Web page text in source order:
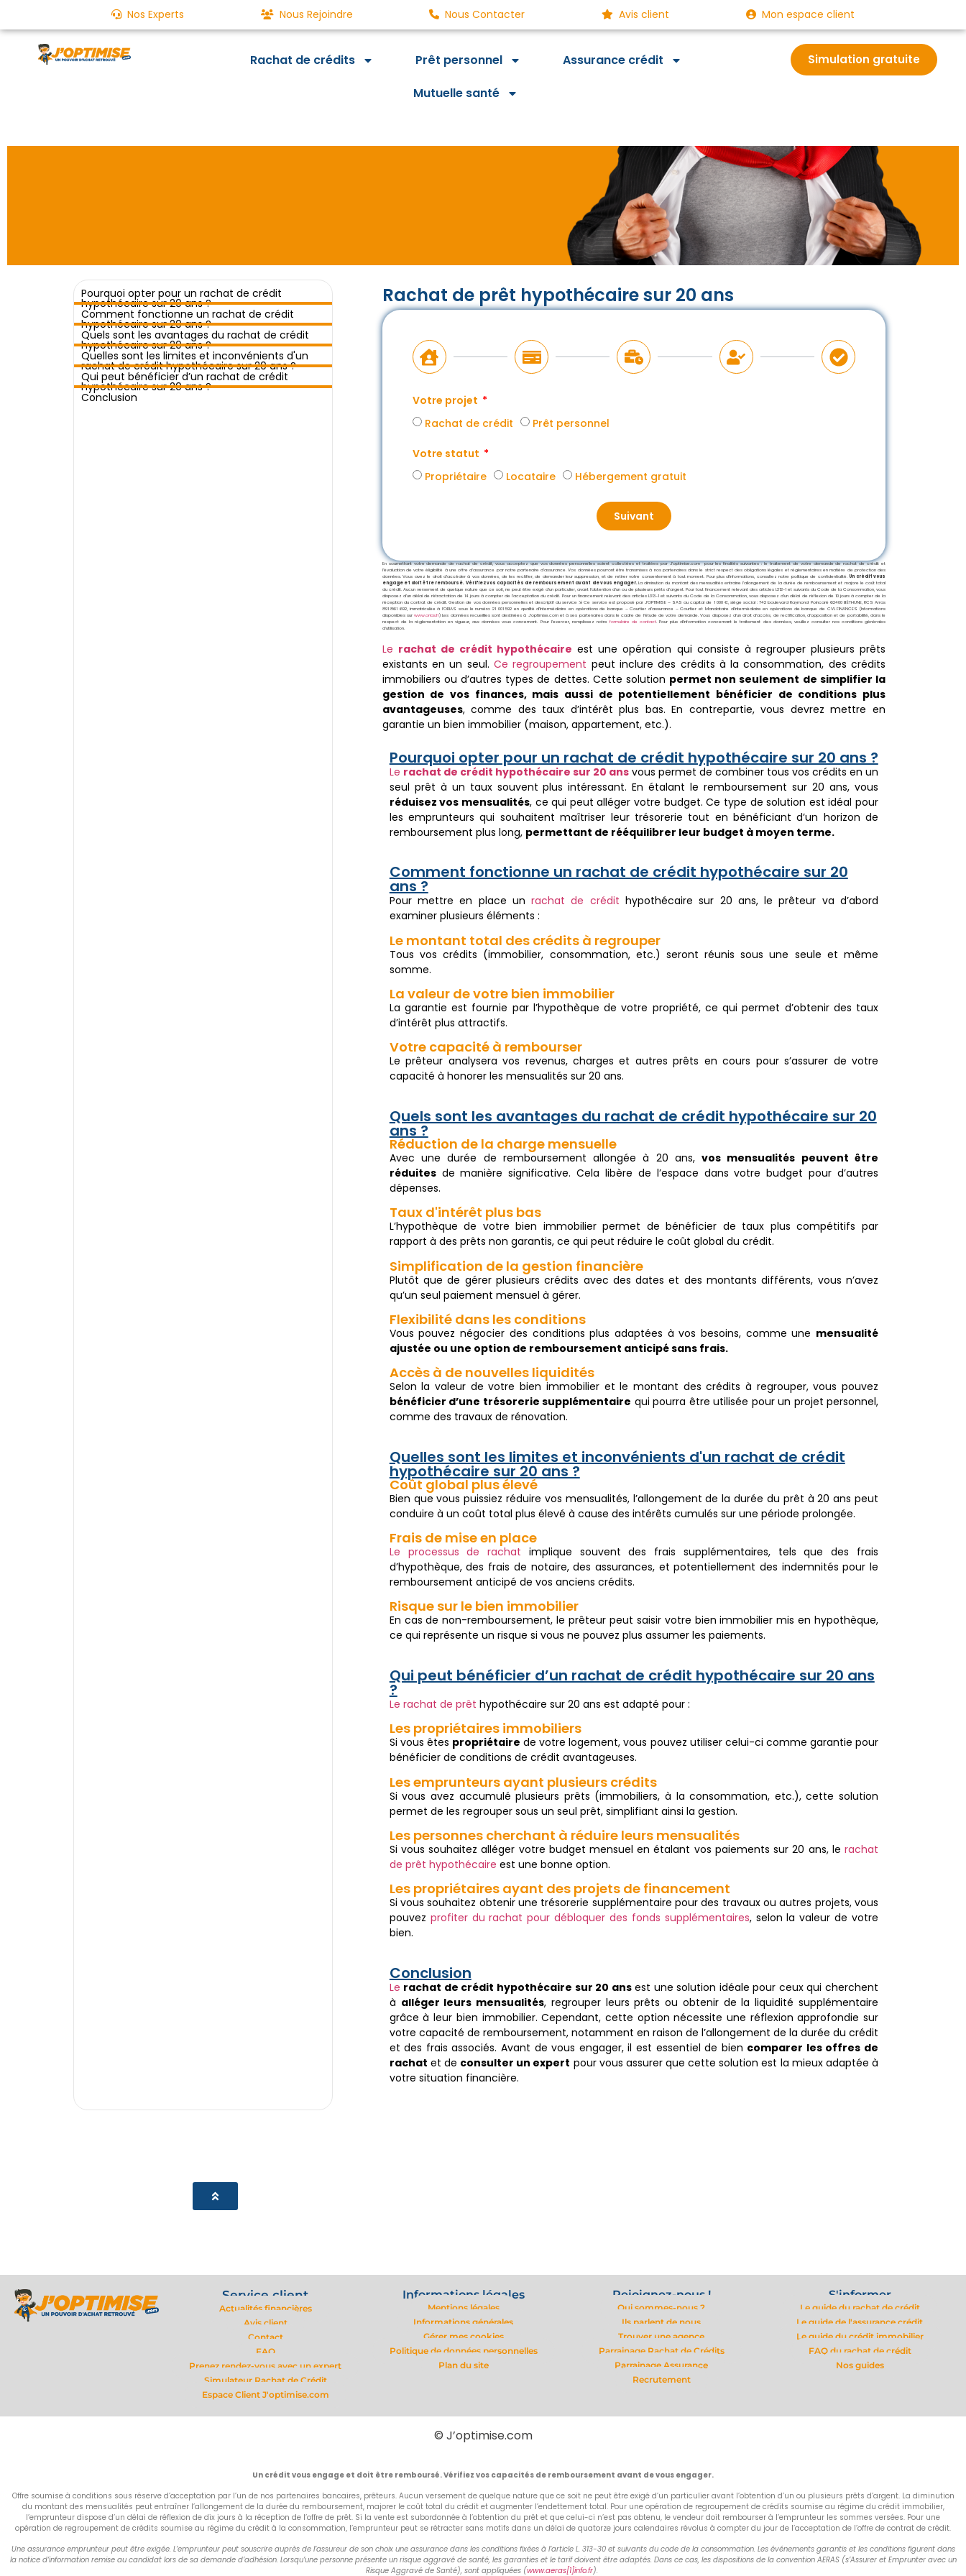
Nos Experts Nous Rejoindre Nous Contacter Avis client Mon espace client
Rachat de crédits Prêt personnel
Assurance crédit
Mutuelle santé
Simulation gratuite
Un rachat de crédits aujourd'hui, des économies demain
Pourquoi opter pour un rachat de crédit
hypothécaire sur 20 ans ?
Comment fonctionne un rachat de crédit
hypothécaire sur 20 ans ?
Quels sont les avantages du rachat de crédit
hypothécaire sur 20 ans ?
Quelles sont les limites et inconvénients d'un
rachat de crédit hypothécaire sur 20 ans ?
Qui peut bénéficier d’un rachat de crédit
hypothécaire sur 20 ans ?
Conclusion
Rachat de prêt hypothécaire sur 20 ans
Votre projet
Rachat de crédit
Prêt personnel
Votre statut
Propriétaire
Locataire Hébergement gratuit
Suivant
En soumettant votre demande de rachat de crédit, vous acceptez que vos données personnelles soient collectées et traitées par J’optimise.com pour les finalités suivantes : le traitement de votre demande de rachat de crédit et
l’évaluation de votre éligibilité à une offre d’assurance par notre partenaire d’assurance. Vos données pourront être transmises à nos partenaires dans le strict respect des obligations légales et réglementaires en matière de protection des
données. Vous avez le droit d’accéder à vos données, de les rectifier, de demander leur suppression, et de retirer votre consentement à tout moment. Pour plus d’informations, consultez notre politique de confidentialité. Un crédit vous
engage et doit être remboursé. Vérifiez vos capacités de remboursement avant de vous engager.La diminution du montant des mensualités entraine l’allongement de la durée de remboursement et majore le coût total
du crédit. Aucun versement de quelque nature que ce soit, ne peut être exigé d’un particulier, avant l’obtention d’un ou de plusieurs prêts d’argent. Pour tout financement relevant des articles L312-1 et suivants du Code de la Consommation, vous
disposez d’un délai de rétractation de 14 jours à compter de l’acceptation du crédit. Pour un financement relevant des articles L313-1 et suivants du Code de la Consommation, vous disposez d’un délai de réflexion de 10 jours à compter de la
réception du contrat de crédit. Gestion de vos données personnelles et descriptif du service ⇲ Ce service est proposé par J’OPTIMISE – SAS au capital de 1 000 €, siège social : 742 boulevard Raymond Poincaré 62400 BÉTHUNE, RCS Arras
891 861 692, immatriculée à l’ORIAS sous le numéro 21 001 592 en qualité d’Intermédiaire en opérations de banque – Courtier d’assurance – Courtier et Mandataire d’intermédiaire en opérations de banque de CVL FINANCES (Informations
disponibles sur www.orias.fr) Les données recueillies sont destinées à J’optimise.com et à ses partenaires dans le cadre de l’étude de votre demande. Vous disposez d’un droit d’accès, de rectification, d’opposition et de portabilité, dans le
respect de la réglementation en vigueur, aux données vous concernant. Pour l’exercer, remplissez notre formulaire de contact. Pour plus d’information concernant le traitement des données, veuillez consulter nos conditions générales
d’utilisation.
Le rachat de crédit hypothécaire est une opération qui consiste à regrouper plusieurs prêts
existants en un seul. Ce regroupement peut inclure des crédits à la consommation, des crédits
immobiliers ou d’autres types de dettes. Cette solution permet non seulement de simplifier la
gestion de vos finances, mais aussi de potentiellement bénéficier de conditions plus
avantageuses, comme des taux d’intérêt plus bas. En contrepartie, vous devrez mettre en
garantie un bien immobilier (maison, appartement, etc.).
Pourquoi opter pour un rachat de crédit hypothécaire sur 20 ans ?
Le rachat de crédit hypothécaire sur 20 ansvous permet de combiner tous vos crédits en un
seul prêt à un taux souvent plus intéressant. En étalant le remboursement sur 20 ans, vous
réduisez vos mensualités, ce qui peut alléger votre budget. Ce type de solution est idéal pour
les emprunteurs qui souhaitent maîtriser leur trésorerie tout en bénéficiant d’un horizon de
remboursement plus long, permettant de rééquilibrer leur budget à moyen terme.
Comment fonctionne un rachat de crédit hypothécaire sur 20
ans ?
Pour mettre en place unrachat de crédit hypothécaire sur 20 ans, le prêteur va d’abord
examiner plusieurs éléments :
Le montant total des crédits à regrouper
Tous vos crédits (immobilier, consommation, etc.) seront réunis sous une seule et même
somme.
La valeur de votre bien immobilier
La garantie est fournie par l’hypothèque de votre propriété, ce qui permet d’obtenir des taux
d’intérêt plus attractifs.
Votre capacité à rembourser
Le prêteur analysera vos revenus, charges et autres prêts en cours pour s’assurer de votre
capacité à honorer les mensualités sur 20 ans.
Quels sont les avantages du rachat de crédit hypothécaire sur 20
ans ?
Réduction de la charge mensuelle
Avec une durée de remboursement allongée à 20 ans,vos mensualités peuvent être
réduitesde manière significative. Cela libère de l’espace dans votre budget pour d’autres
dépenses.
Taux d'intérêt plus bas
L’hypothèque de votre bien immobilier permet de bénéficier de taux plus compétitifs par
rapport à des prêts non garantis, ce qui peut réduire le coût global du crédit.
Simplification de la gestion financière
Plutôt que de gérer plusieurs crédits avec des dates et des montants différents, vous n’avez
qu’un seul paiement mensuel à gérer.
Flexibilité dans les conditions
Vous pouvez négocier des conditions plus adaptées à vos besoins, comme une mensualité
ajustée ou une option de remboursement anticipé sans frais.
Accès à de nouvelles liquidités
Selon la valeur de votre bien immobilier et le montant des crédits à regrouper, vous pouvez
bénéficier d’une trésorerie supplémentaire qui pourra être utilisée pour un projet personnel,
comme des travaux de rénovation.
Quelles sont les limites et inconvénients d'un rachat de crédit
hypothécaire sur 20 ans ?
Coût global plus élevé
Bien que vous puissiez réduire vos mensualités, l’allongement de la durée du prêt à 20 ans peut
conduire à un coût total plus élevé à cause des intérêts cumulés sur une période prolongée.
Frais de mise en place
Le processus de rachat implique souvent des frais supplémentaires, tels que des frais
d’hypothèque, des frais de notaire, des assurances, et potentiellement des indemnités pour le
remboursement anticipé de vos anciens crédits.
Risque sur le bien immobilier
En cas de non-remboursement, le prêteur peut saisir votre bien immobilier mis en hypothèque,
ce qui représente un risque si vous ne pouvez plus assumer les paiements.
Qui peut bénéficier d’un rachat de crédit hypothécaire sur 20 ans
?
Le rachat de prêt hypothécaire sur 20 ans est adapté pour :
Les propriétaires immobiliers
Si vous êtes propriétaire de votre logement, vous pouvez utiliser celui-ci comme garantie pour
bénéficier de conditions de crédit avantageuses.
Les emprunteurs ayant plusieurs crédits
Si vous avez accumulé plusieurs prêts (immobiliers, à la consommation, etc.), cette solution
permet de les regrouper sous un seul prêt, simplifiant ainsi la gestion.
Les personnes cherchant à réduire leurs mensualités
Si vous souhaitez alléger votre budget mensuel en étalant vos paiements sur 20 ans, le rachat
de prêt hypothécaire est une bonne option.
Les propriétaires ayant des projets de financement
Si vous souhaitez obtenir une trésorerie supplémentaire pour des travaux ou autres projets, vous
pouvez profiter du rachat pour débloquer des fonds supplémentaires, selon la valeur de votre
bien.
Conclusion
Le rachat de crédit hypothécaire sur 20 ansest une solution idéale pour ceux qui cherchent
à alléger leurs mensualités, regrouper leurs prêts ou obtenir de la liquidité supplémentaire
grâce à leur bien immobilier. Cependant, cette option nécessite une réflexion approfondie sur
votre capacité de remboursement, notamment en raison de l’allongement de la durée du crédit
et des frais associés. Avant de vous engager, il est essentiel de bien comparer les offres de
rachat et de consulter un expert pour vous assurer que cette solution est la mieux adaptée à
votre situation financière.
Service client
Actualités financières
Avis client
Contact
FAQ
Prenez rendez-vous avec un expert
Simulateur Rachat de Crédit
Espace Client J'optimise.com
Informations légales
Mentions légales
Informations générales
Gérer mes cookies
Politique de données personnelles
Plan du site
Rejoignez-nous !
Qui sommes-nous ?
Ils parlent de nous
Trouver une agence
Parrainage Rachat de Crédits
Parrainage Assurance
Recrutement
S'informer
Le guide du rachat de crédit
Le guide de l'assurance crédit
Le guide du crédit immobilier
FAQ du rachat de crédit
Nos guides
© J’optimise.com
Un crédit vous engage et doit être remboursé. Vérifiez vos capacités de remboursement avant de vous engager.
Offre soumise à conditions sous réserve d’acceptation par l’un de nos partenaires bancaires, prêteurs. Aucun versement de quelque nature que ce soit ne peut être exigé d’un particulier avant l’obtention d’un ou plusieurs prêts d’argent. La diminution
du montant des mensualités peut entraîner l’allongement de la durée du remboursement, majorer le coût total du crédit et augmenter l’endettement total. Pour une opération de regroupement de crédits soumise au régime du crédit immobilier,
l’emprunteur dispose d’un délai de réflexion de dix jours à la réception de l’offre de prêt. Si la vente est subordonnée à l’obtention du prêt et que celui-ci n’est pas obtenu, le vendeur doit rembourser à l’emprunteur les sommes versées. Pour une
opération de regroupement de crédits soumise au régime du crédit à la consommation, l’emprunteur peut se rétracter sans motifs dans un délai de quatorze jours calendaires révolus à compter du jour de l’acceptation de l’offre de contrat de crédit.
Une assurance emprunteur peut être exigée. L’emprunteur peut souscrire auprès de l’assureur de son choix une assurance dans les conditions fixées à l’article L. 313-30 et suivants du code de la consommation. Les événements garantis et les conditions figurent dans
la notice d’information remise au candidat lors de sa demande d’adhésion. Lorsqu’une personne présente un risque aggravé de santé, les garanties et le tarif doivent être adaptés. Dans ce cas, les dispositions de la convention AERAS (s’Assurer et Emprunter avec un
Risque Aggravé de Santé), sont appliquées (www.aeras[1]info.fr).